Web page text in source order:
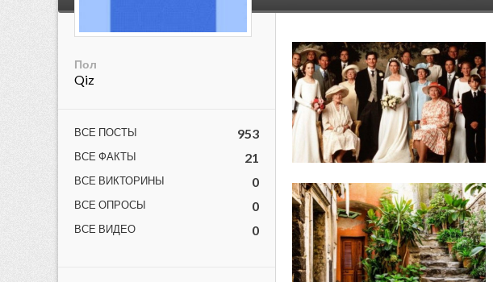
Пол
Qiz
ВСЕ ПОСТЫ 953
ВСЕ ФАКТЫ 21
ВСЕ ВИКТОРИНЫ 0
ВСЕ ОПРОСЫ 0
ВСЕ ВИДЕО 0